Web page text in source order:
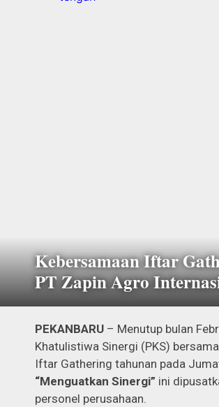
Kebersamaan Iftar
PT Zapin Agro
PEKANBARU – Menutup bulan
Khatulistiwa Sinergi (PKS)
Iftar Gathering tahunan pada
“Menguatkan Sinergi” ini
personel perusahaan.